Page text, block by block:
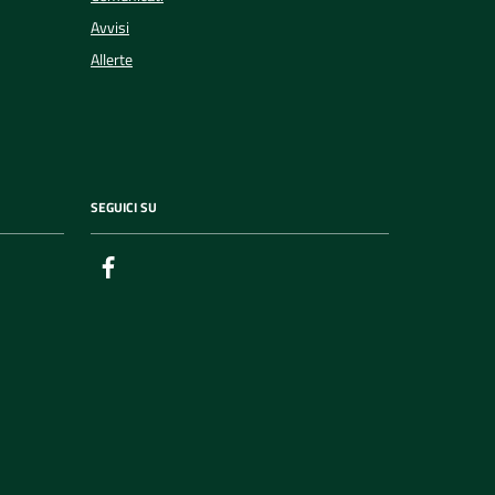
Avvisi
Allerte
SEGUICI SU